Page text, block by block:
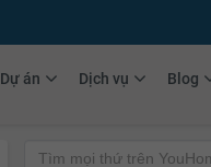
Dự án Dịch vụ Blog